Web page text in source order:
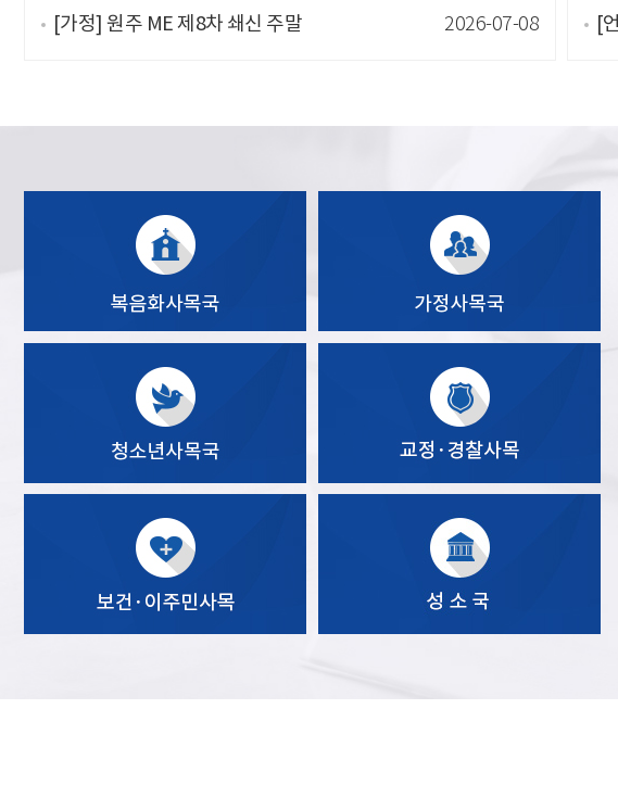
[가정] 원주 ME 제8차 쇄신 주말 2026-07-08